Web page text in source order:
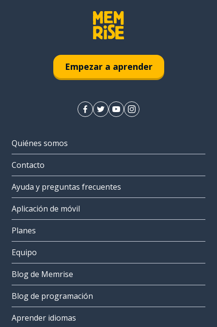
Empezar a aprender
Quiénes somos
Contacto
Ayuda y preguntas frecuentes
Aplicación de móvil
Planes
Equipo
Blog de Memrise
Blog de programación
Aprender idiomas